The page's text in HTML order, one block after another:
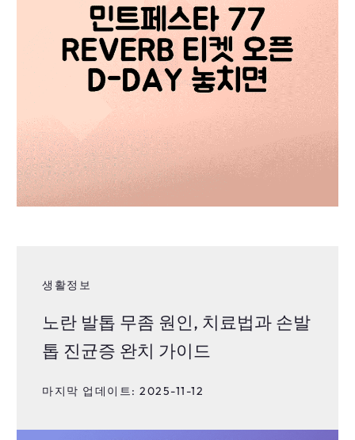
생활정보
노란 발톱 무좀 원인, 치료법과 손발
톱 진균증 완치 가이드
마지막 업데이트: 2025-11-12